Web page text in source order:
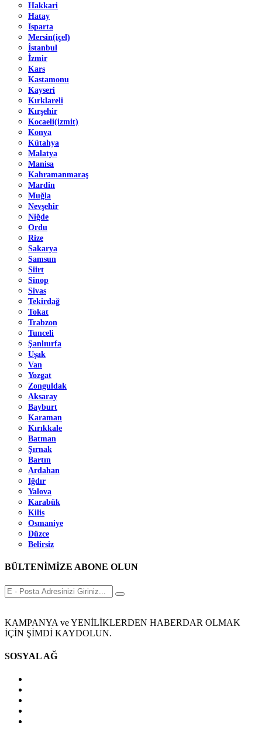
Hakkari
Hatay
Isparta
Mersin(içel)
İstanbul
İzmir
Kars
Kastamonu
Kayseri
Kırklareli
Kırşehir
Kocaeli(izmit)
Konya
Kütahya
Malatya
Manisa
Kahramanmaraş
Mardin
Muğla
Nevşehir
Niğde
Ordu
Rize
Sakarya
Samsun
Siirt
Sinop
Sivas
Tekirdağ
Tokat
Trabzon
Tunceli
Şanlıurfa
Uşak
Van
Yozgat
Zonguldak
Aksaray
Bayburt
Karaman
Kırıkkale
Batman
Şırnak
Bartın
Ardahan
Iğdır
Yalova
Karabük
Kilis
Osmaniye
Düzce
Belirsiz
BÜLTENİMİZE ABONE OLUN
KAMPANYA ve YENİLİKLERDEN HABERDAR OLMAK
İÇİN ŞİMDİ KAYDOLUN.
SOSYAL AĞ